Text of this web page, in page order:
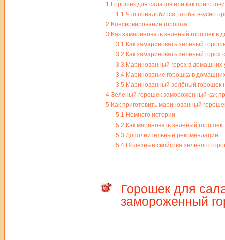
1 Горошек для салатов или как
1.1 Что понадобится, чтобы вкусно
2 Консервирование горошка
3 Как замариновать зеленый горошек в
3.1 Как замариновать зелёный
3.2 Как замариновать зеленый горох
3.3 Маринованный горох в домашних
3.4Маринование горошка в
3.5 Маринованный зелёный горошек
4 Зеленый горошек замороженный как
5 Как приготовить маринованный
5.1 Немного истории
5.2 Как мариновать зеленый горошек
5.3 Дополнительные рекомендации
5.4Полезные свойства зеленого
Горошек для
замороженный